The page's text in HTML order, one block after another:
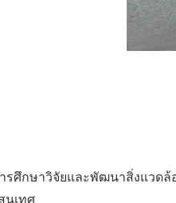
รศึกษาวิจัยและพัฒนาสิ่งแวด
นเทศ